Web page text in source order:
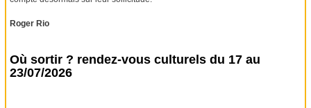
Roger Rio
Où sortir ? rendez-vous culturels du 17 au
23/07/2026